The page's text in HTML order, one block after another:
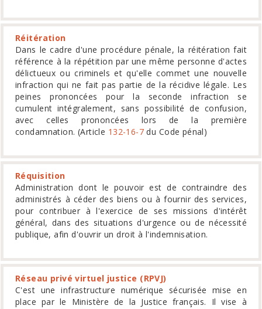
Réitération
Dans le cadre d'une procédure pénale, la réitération fait
référence à la répétition par une même personne d'actes
délictueux ou criminels et qu'elle commet une nouvelle
infraction qui ne fait pas partie de la récidive légale. Les
peines prononcées pour la seconde infraction se
cumulent intégralement, sans possibilité de confusion,
avec celles prononcées lors de la première
condamnation. (Article 132-16-7du Code pénal)
Réquisition
Administration dont le pouvoir est de contraindre des
administrés à céder des biens ou à fournir des services,
pour contribuer à l'exercice de ses missions d'intérêt
général, dans des situations d'urgence ou de nécessité
publique, afin d'ouvrir un droit à l'indemnisation.
Réseau privé virtuel justice (RPVJ)
C'est une infrastructure numérique sécurisée mise en
place par le Ministère de la Justice français. Il vise à